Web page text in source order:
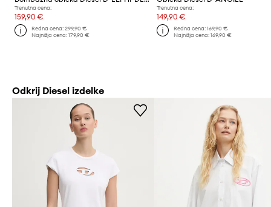
Trenutna cena:
159,90 €
Redna cena:299,90 €
Najnižja cena:179,90 €
Trenutna cena:
149,90 €
Redna cena: 169,90 €
Najnižja cena: 169,90 €
Odkrij Diesel izdelke